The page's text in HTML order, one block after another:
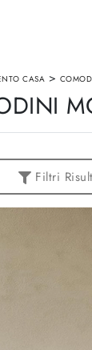
CASA >
Filtri